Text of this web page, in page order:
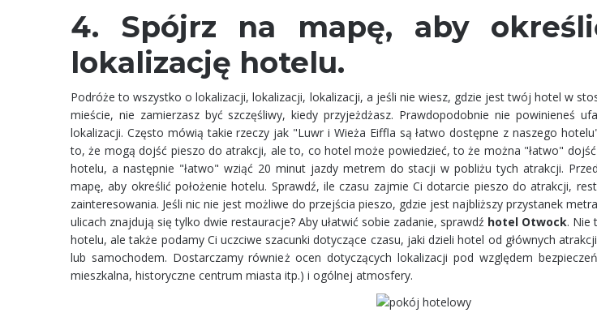
4. Spójrz na mapę, aby
lokalizację hotelu.
Podróże to wszystko o lokalizacji, lokalizacji, lokalizacji, a jeśli nie wiesz, gdzie jest twój hotel w
mieście, nie zamierzasz być szczęśliwy, kiedy przyjeżdżasz. Prawdopodobnie nie powinieneś
lokalizacji. Często mówią takie rzeczy jak "Luwr i Wieża Eiffla są łatwo dostępne z naszego
to, że mogą dojść pieszo do atrakcji, ale to, co hotel może powiedzieć, to że można "łatwo"
hotelu, a następnie "łatwo" wziąć 20 minut jazdy metrem do stacji w pobliżu tych atrakcji.
mapę, aby określić położenie hotelu. Sprawdź, ile czasu zajmie Ci dotarcie pieszo do atrakcji,
zainteresowania. Jeśli nic nie jest możliwe do przejścia pieszo, gdzie jest najbliższy przystanek
ulicach znajdują się tylko dwie restauracje? Aby ułatwić sobie zadanie, sprawdź hotel Otwock. Nie
hotelu, ale także podamy Ci uczciwe szacunki dotyczące czasu, jaki dzieli hotel od głównych
lub samochodem. Dostarczamy również ocen dotyczących lokalizacji pod względem
mieszkalna, historyczne centrum miasta itp.) i ogólnej atmosfery.